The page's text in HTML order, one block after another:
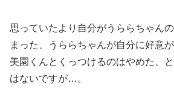
思っていたより自分がうららちゃん
まった、うららちゃんが自分に好意
美園くんとくっつけるのはやめた、
はないですが…。